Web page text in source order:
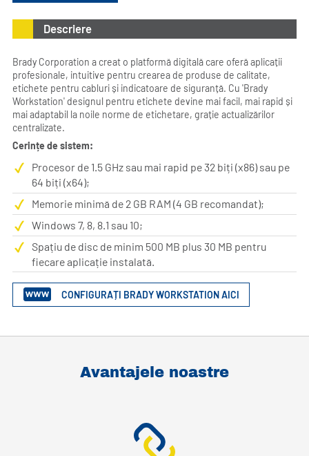
Descriere
Brady Corporation a creat o platformă digitală care oferă aplicații
profesionale, intuitive pentru crearea de produse de calitate,
etichete pentru cabluri și indicatoare de siguranță. Cu 'Brady
Workstation' designul pentru etichete devine mai facil, mai rapid și
mai adaptabil la noile norme de etichetare, grație actualizărilor
centralizate.
Cerințe de sistem:
Procesor de 1.5 GHz sau mai rapid pe 32 biți (x86) sau pe
64 biți (x64);
Memorie minimă de 2 GB RAM (4 GB recomandat);
Windows 7, 8, 8.1 sau 10;
Spațiu de disc de minim 500 MB plus 30 MB pentru
fiecare aplicație instalată.
CONFIGURAȚI BRADY WORKSTATION AICI
Avantajele noastre